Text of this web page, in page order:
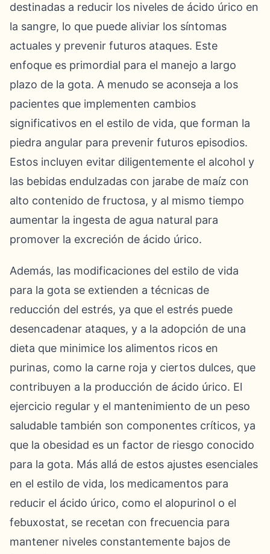
destinadas a reducir los niveles de ácido úrico en
la sangre, lo que puede aliviar los síntomas
actuales y prevenir futuros ataques. Este
enfoque es primordial para el manejo a largo
plazo de la gota. A menudo se aconseja a los
pacientes que implementen cambios
significativos en el estilo de vida, que forman la
piedra angular para prevenir futuros episodios.
Estos incluyen evitar diligentemente el alcohol y
las bebidas endulzadas con jarabe de maíz con
alto contenido de fructosa, y al mismo tiempo
aumentar la ingesta de agua natural para
promover la excreción de ácido úrico.
Además, las modificaciones del estilo de vida
para la gota se extienden a técnicas de
reducción del estrés, ya que el estrés puede
desencadenar ataques, y a la adopción de una
dieta que minimice los alimentos ricos en
purinas, como la carne roja y ciertos dulces, que
contribuyen a la producción de ácido úrico. El
ejercicio regular y el mantenimiento de un peso
saludable también son componentes críticos, ya
que la obesidad es un factor de riesgo conocido
para la gota. Más allá de estos ajustes esenciales
en el estilo de vida, los medicamentos para
reducir el ácido úrico, como el alopurinol o el
febuxostat, se recetan con frecuencia para
mantener niveles constantemente bajos de